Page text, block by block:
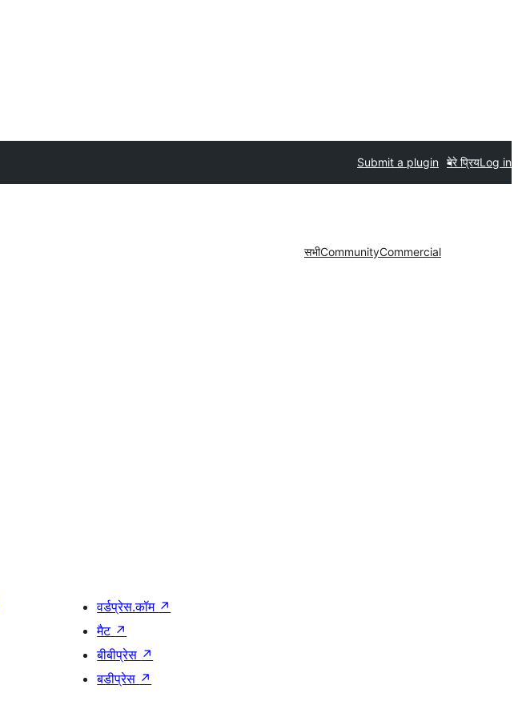
Submit a plugin मेरे प्रियLog in
सभीCommunityCommercial
वर्डप्रेस.कॉम ↗
मैट ↗
बीबीप्रेस ↗
बडीप्रेस ↗